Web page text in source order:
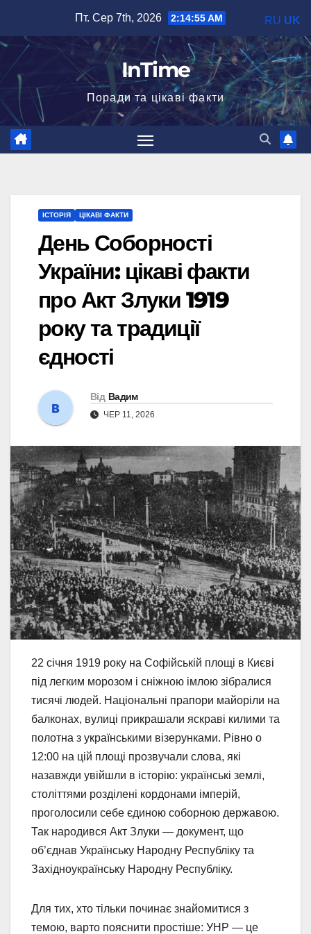
вмісту
Пт. Сер 7th, 2026 2:14:56 AM
InTime
Поради та цікаві факти
ІСТОРІЯ ЦІКАВІ ФАКТИ
День Соборності
України: цікаві факти
про Акт Злуки 1919
року та традиції
єдності
Від Вадим
ЧЕР 11, 2026
22 січня 1919 року на Софійській площі в Києві
під легким морозом і сніжною імлою зібралися
тисячі людей. Національні прапори майоріли на
балконах, вулиці прикрашали яскраві килими та
полотна з українськими візерунками. Рівно о
12:00 на цій площі прозвучали слова, які
назавжди увійшли в історію: українські землі,
століттями розділені кордонами імперій,
проголосили себе єдиною соборною державою.
Так народився Акт Злуки — документ, що
об’єднав Українську Народну Республіку та
Західноукраїнську Народну Республіку.
Для тих, хто тільки починає знайомитися з
темою, варто пояснити простіше: УНР — це
RU UK